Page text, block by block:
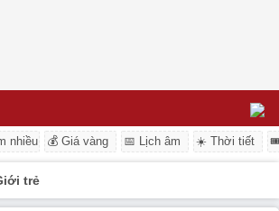
nhiều 💰 Giá vàng 📅 Lịch âm ☀️ Thời tiết
trẻ